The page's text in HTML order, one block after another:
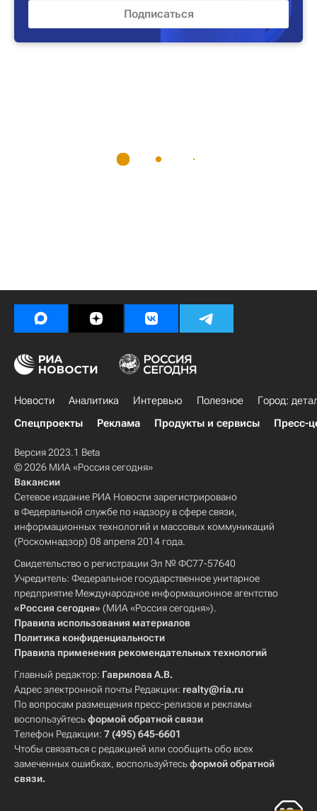
Новости Аналитика Интервью Полезное
Город:
Спецпроекты
Реклама Продукты и сервисы Пресс-
Версия 2023.1 Beta
© 2026 МИА «Россия сегодня»
Вакансии
Сетевое издание РИА Новости зарегистрировано
в Федеральной службе по надзору в сфере связи,
информационных технологий и массовых коммуникаций
(Роскомнадзор) 08 апреля 2014 года.
Свидетельство о регистрации Эл № ФС77-57640
Учредитель: Федеральное государственное унитарное
предприятие Международное информационное агентство
«Россия сегодня» (МИА «Россия сегодня»).
Правила использования материалов
Политика конфиденциальности
Правила применения рекомендательных технологий
Главный редактор: Гаврилова А.В.
Адрес электронной почты Редакции: realty@ria.ru
По вопросам размещения пресс-релизов и рекламы
воспользуйтесьформой обратной связи
Телефон Редакции: 7 (495) 645-6601
Чтобы связаться с редакцией или сообщить обо всех
замеченных ошибках, воспользуйтесьформой обратной
связи.